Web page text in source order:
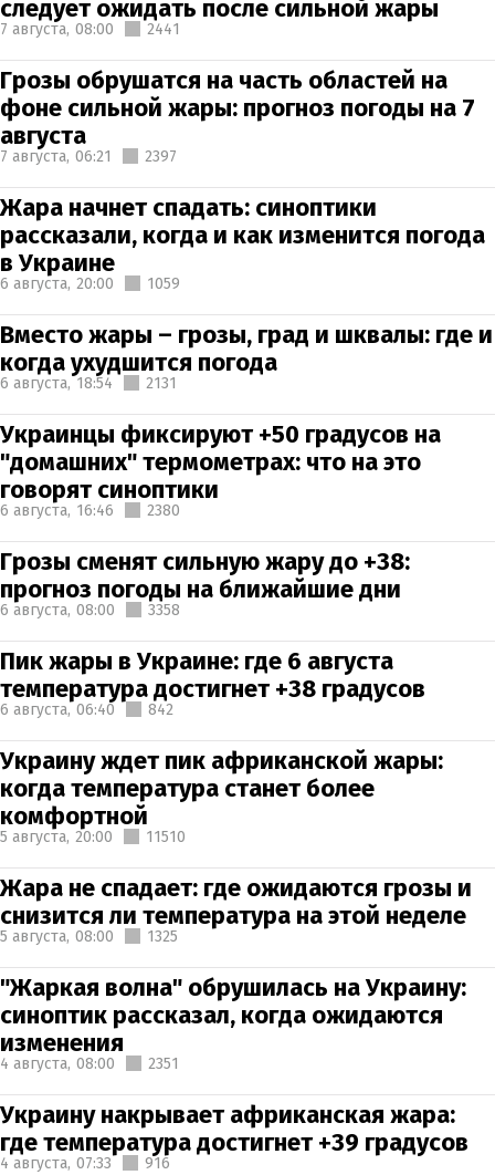
следует ожидать после сильной жары
7 августа, 08:00 2441
Грозы обрушатся на часть областей на
фоне сильной жары: прогноз погоды на 7
августа
7 августа, 06:21 2397
Жара начнет спадать: синоптики
рассказали, когда и как изменится погода
в Украине
6 августа, 20:00 1059
Вместо жары – грозы, град и шквалы: где и
когда ухудшится погода
6 августа, 18:54 2131
Украинцы фиксируют +50 градусов на
"домашних" термометрах: что на это
говорят синоптики
6 августа, 16:46 2380
Грозы сменят сильную жару до +38:
прогноз погоды на ближайшие дни
6 августа, 08:00 3358
Пик жары в Украине: где 6 августа
температура достигнет +38 градусов
6 августа, 06:40 842
Украину ждет пик африканской жары:
когда температура станет более
комфортной
5 августа, 20:00 11510
Жара не спадает: где ожидаются грозы и
снизится ли температура на этой неделе
5 августа, 08:00 1325
"Жаркая волна" обрушилась на Украину:
синоптик рассказал, когда ожидаются
изменения
4 августа, 08:00 2351
Украину накрывает африканская жара:
где температура достигнет +39 градусов
4 августа, 07:33 916